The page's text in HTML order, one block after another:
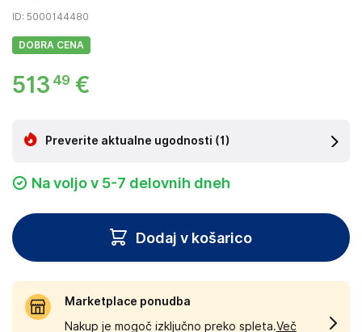
ID: 5000144480
DOBRA CENA
513 49 €
Preverite aktualne ugodnosti (1)
Na voljo v 5-7 delovnih dneh
Dodaj v košarico
Marketplace ponudba
Nakup je mogoč izključno preko spleta.Več